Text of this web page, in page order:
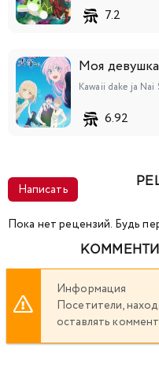
7.2
Моя
Kawaii dake ja
6.92
Написать
Пока нет рецензий. Будь
Информация
Посетители,
оставлять